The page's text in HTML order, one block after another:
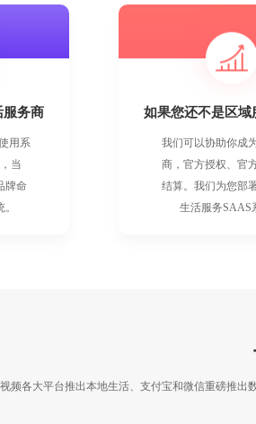
服务商
用系
当
牌命
如果您还不是区域
我们可以协助你成
商，官方授权、官
结算。我们为您部
生活服务SAAS
频各大平台推出本地生活、支付宝和微信重磅推出